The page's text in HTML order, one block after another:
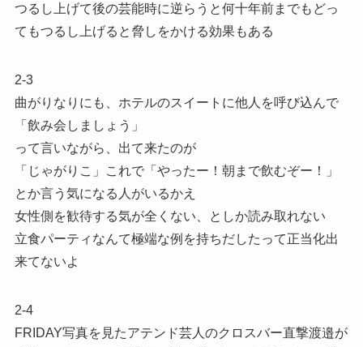
つるし上げて後の芸能時に逆らうと何十年前までもどっ
てもつるし上げると脅しをかける効果もある
2-3
曲がりなりにも、ホテルのスイートに他人を呼び込んで
「飲み会しましょう」
って言いながら、出て来たのが
「じゃがりこ」これで「やったー！朝まで飲むぞー！」
とか言う気になる人がいるかえ
女性側を歓待する気が全くない、としか読み取れない
立食パーティなんて極端な例を持ちだしたって正当化出
来てないよ
2-4
FRIDAY写真を見たアテンド芸人のクロスバー直撃渡邉が